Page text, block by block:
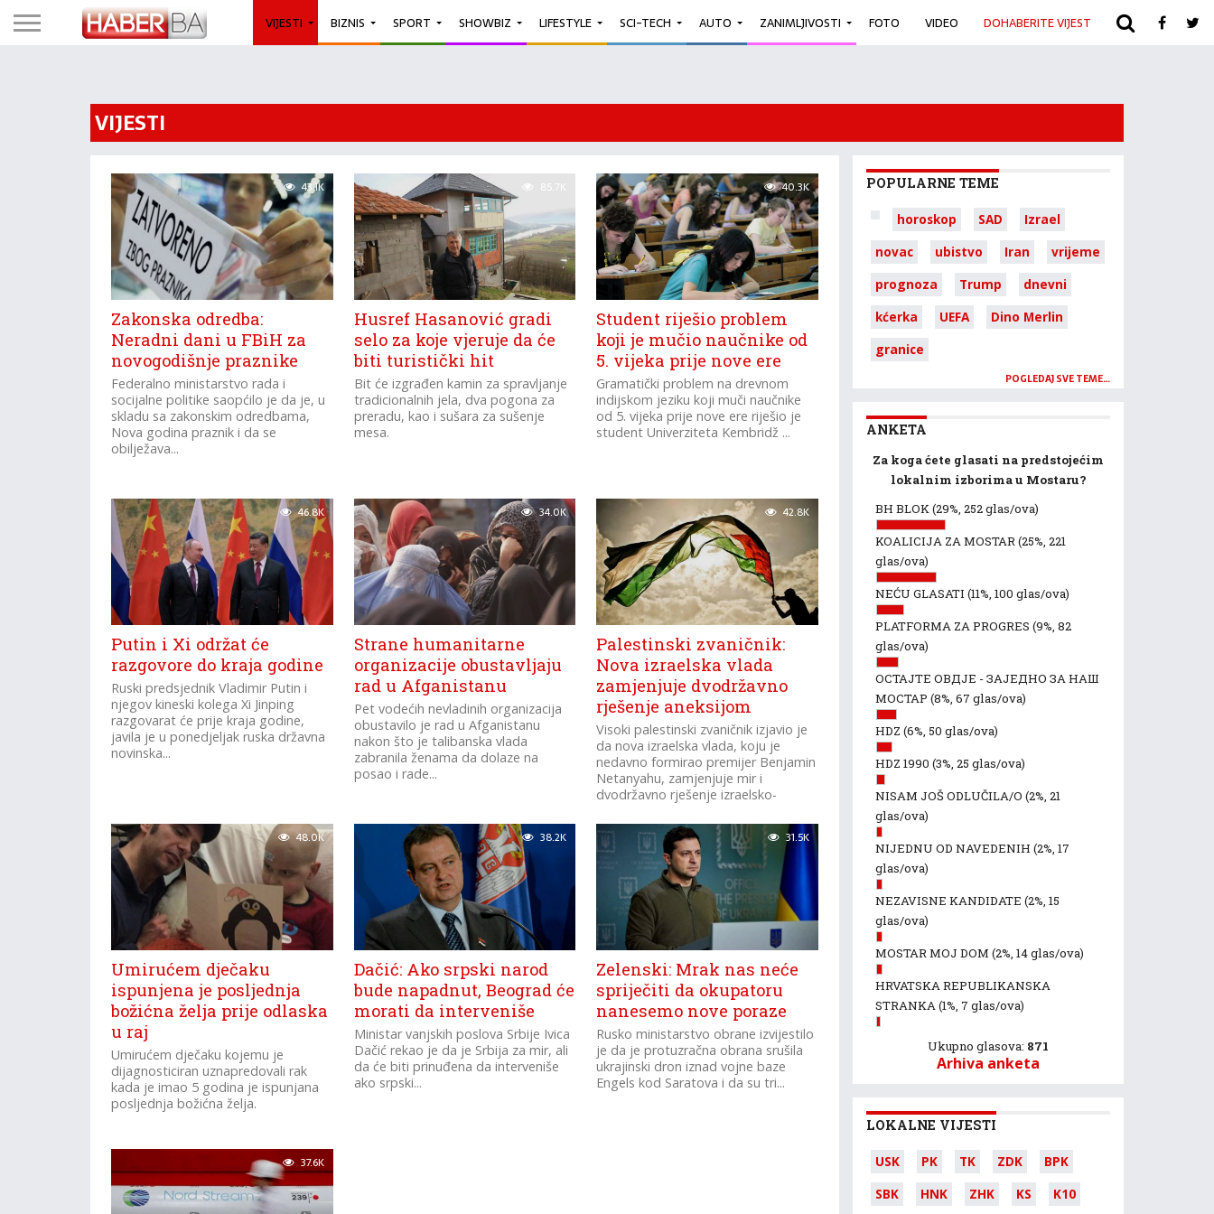
VIJESTI BIZNIS SPORT SHOWBIZ LIFESTYLE SCI-TECH AUTO ZANIMLJIVOSTI FOTO VIDEO DOHABERITE VIJEST ARHIVA
VIJESTI
43.1K
Zakonska odredba:
Neradni dani u FBiH za
novogodišnje praznike
Federalno ministarstvo rada i
socijalne politike saopćilo je da je, u
skladu sa zakonskim odredbama,
Nova godina praznik i da se
obilježava...
85.7K
Husref Hasanović gradi
selo za koje vjeruje da će
biti turistički hit
Bit će izgrađen kamin za spravljanje
tradicionalnih jela, dva pogona za
preradu, kao i sušara za sušenje
mesa.
40.3K
Student riješio problem
koji je mučio naučnike od
5. vijeka prije nove ere
Gramatički problem na drevnom
indijskom jeziku koji muči naučnike
od 5. vijeka prije nove ere riješio je
student Univerziteta Kembridž ...
46.8K
Putin i Xi održat će
razgovore do kraja godine
Ruski predsjednik Vladimir Putin i
njegov kineski kolega Xi Jinping
razgovarat će prije kraja godine,
javila je u ponedjeljak ruska državna
novinska...
34.0K
Strane humanitarne
organizacije obustavljaju
rad u Afganistanu
Pet vodećih nevladinih organizacija
obustavilo je rad u Afganistanu
nakon što je talibanska vlada
zabranila ženama da dolaze na
posao i rade...
42.8K
Palestinski zvaničnik:
Nova izraelska vlada
zamjenjuje dvodržavno
rješenje aneksijom
Visoki palestinski zvaničnik izjavio je
da nova izraelska vlada, koju je
nedavno formirao premijer Benjamin
Netanyahu, zamjenjuje mir i
dvodržavno rješenje izraelsko-
48.0K
Umirućem dječaku
ispunjena je posljednja
božićna želja prije odlaska
u raj
Umirućem dječaku kojemu je
dijagnosticiran uznapredovali rak
kada je imao 5 godina je ispunjana
posljednja božićna želja.
38.2K
Dačić: Ako srpski narod
bude napadnut, Beograd će
morati da interveniše
Ministar vanjskih poslova Srbije Ivica
Dačić rekao je da je Srbija za mir, ali
da će biti prinuđena da interveniše
ako srpski...
31.5K
Zelenski: Mrak nas neće
spriječiti da okupatoru
nanesemo nove poraze
Rusko ministarstvo obrane izvijestilo
je da je protuzračna obrana srušila
ukrajinski dron iznad vojne baze
Engels kod Saratova i da su tri...
37.6K
POPULARNE TEME
horoskop SAD
Izrael
novac
ubistvo Iran
vrijeme
prognoza
Trump
dnevni
kćerka
UEFA
Dino Merlin
granice
POGLEDAJ SVE TEME…
ANKETA
Za koga ćete glasati na predstojećim
lokalnim izborima u Mostaru?
BH BLOK(29%, 252 glas/ova)
KOALICIJA ZA MOSTAR(25%, 221
glas/ova)
NEĆU GLASATI (11%, 100 glas/ova)
PLATFORMA ZA PROGRES (9%, 82
glas/ova)
ОСТАЈТЕ ОВДЈЕ - ЗАЈЕДНО ЗА НАШ
МОСТАР (8%, 67 glas/ova)
HDZ (6%, 50 glas/ova)
HDZ 1990 (3%, 25 glas/ova)
NISAM JOŠ ODLUČILA/O (2%, 21
glas/ova)
NIJEDNU OD NAVEDENIH (2%, 17
glas/ova)
NEZAVISNE KANDIDATE (2%, 15
glas/ova)
MOSTAR MOJ DOM (2%, 14 glas/ova)
HRVATSKA REPUBLIKANSKA
STRANKA(1%, 7 glas/ova)
Ukupno glasova: 871
Arhiva anketa
LOKALNE VIJESTI
USK PK TK ZDK
BPK
SBK
HNK ZHK KS
K10